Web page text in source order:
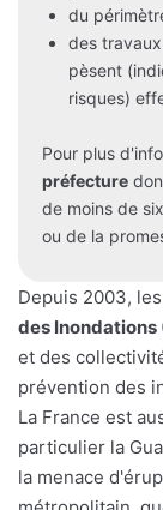
du
des
pèsent
risques)
Pour plus
préfecture
de moins de
ou de la
Depuis 2003, les
des Inondations
et des
prévention des
La France est
particulier la
la menace